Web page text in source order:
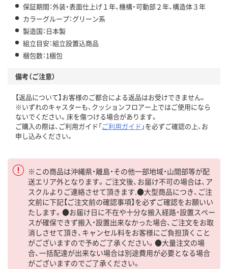
保証期間：外装・表面仕上げ１年、機構・可動部２年、構造体３年
カラーグループ：グリーン系
製造国：日本製
組立目安：組立設置込商品
梱包数：1梱包
備考（ご注意）
【返品について】お客様のご都合による返品はお受けできません。
※いずれのキャスターも、クッションフロアー上ではご使用になら
ないでください。床を傷つける場合があります。
ご購入の際は、ご利用ガイド「ご利用ガイド 」を必ずご確認の上、お
申し込みください。
※この商品は沖縄県・離島・その他一部地域・山間部等が配
送エリア外となります。ご注文後、お届け不可の場合は、ア
スクルよりご連絡させて頂きます.●大型商品につき、ご注
文前に下記【ご注文前の確認事項】を必ずご確認をお願いい
たします。●お届け日に不在や十分な搬入経路・設置スペー
スが確保できず搬入・設置出来なかった場合、ご注文をお取
消しさせて頂き、キャンセル料をお客様にご負担頂くこと
がございますので予めご了承ください。●大量注文の場
合、一括配達が出来ない場合は別途費用が必要となる場合
がございますのでご了承ください。